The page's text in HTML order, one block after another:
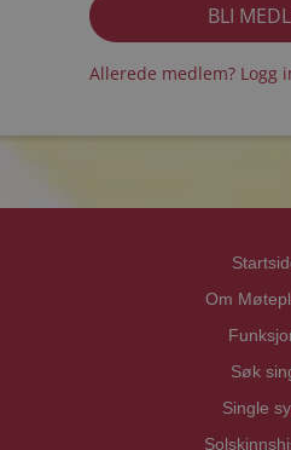
Allerede medlem? Logg
Om
Søk
Single